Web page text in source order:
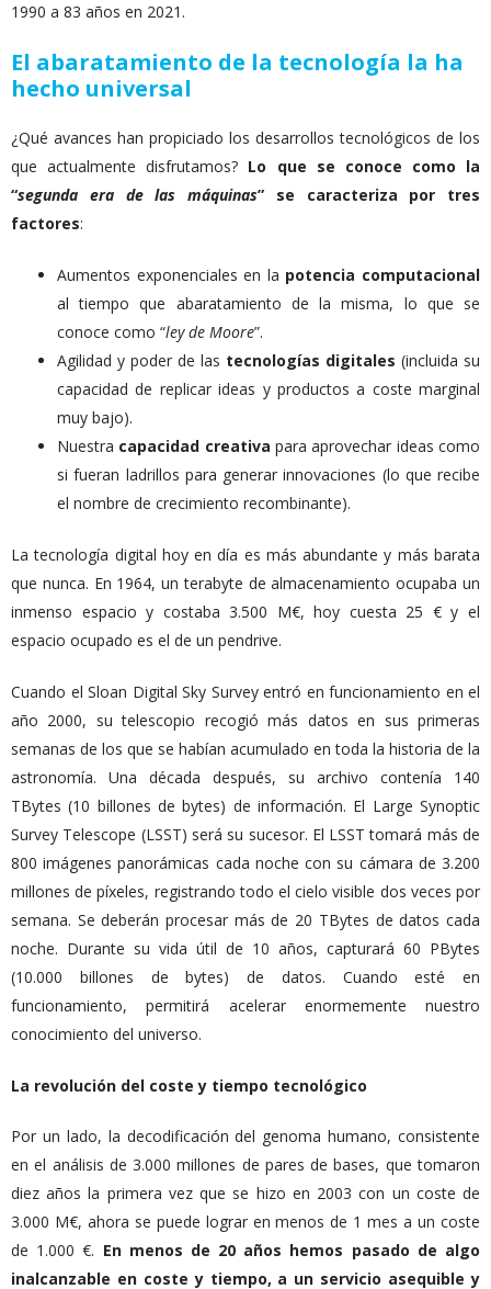
1990 a 83 años en 2021.
El abaratamiento de la tecnología la ha
hecho universal
¿Qué avances han propiciado los desarrollos tecnológicos de los
que actualmente disfrutamos? Lo que se conoce como la
“segunda era de las máquinas” se caracteriza por tres
factores:
Aumentos exponenciales en la potencia computacional
al tiempo que abaratamiento de la misma, lo que se
conoce como “ley de Moore”.
Agilidad y poder de las tecnologías digitales (incluida su
capacidad de replicar ideas y productos a coste marginal
muy bajo).
Nuestra capacidad creativa para aprovechar ideas como
si fueran ladrillos para generar innovaciones (lo que recibe
el nombre de crecimiento recombinante).
La tecnología digital hoy en día es más abundante y más barata
que nunca. En 1964, un terabyte de almacenamiento ocupaba un
inmenso espacio y costaba 3.500 M€, hoy cuesta 25 € y el
espacio ocupado es el de un pendrive.
Cuando el Sloan Digital Sky Survey entró en funcionamiento en el
año 2000, su telescopio recogió más datos en sus primeras
semanas de los que se habían acumulado en toda la historia de la
astronomía. Una década después, su archivo contenía 140
TBytes (10 billones de bytes) de información. El Large Synoptic
Survey Telescope (LSST) será su sucesor. El LSST tomará más de
800 imágenes panorámicas cada noche con su cámara de 3.200
millones de píxeles, registrando todo el cielo visible dos veces por
semana. Se deberán procesar más de 20 TBytes de datos cada
noche. Durante su vida útil de 10 años, capturará 60 PBytes
(10.000 billones de bytes) de datos. Cuando esté en
funcionamiento, permitirá acelerar enormemente nuestro
conocimiento del universo.
La revolución del coste y tiempo tecnológico
Por un lado, la decodificación del genoma humano, consistente
en el análisis de 3.000 millones de pares de bases, que tomaron
diez años la primera vez que se hizo en 2003 con un coste de
3.000 M€, ahora se puede lograr en menos de 1 mes a un coste
de 1.000 €. En menos de 20 años hemos pasado de algo
inalcanzable en coste y tiempo, a un servicio asequible y